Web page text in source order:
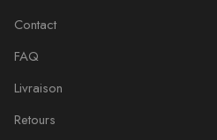
Contact
FAQ
Livraison
Retours